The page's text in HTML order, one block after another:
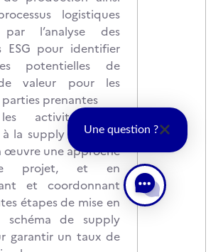
logistiques
par l’analyse des
ESG pour identifier
potentielles de
valeur pour les
prenantes
activités d’e-
la supply chain, en
œuvre une approche
projet, et en
et coordonnant
étapes de mise en
de supply
garantir un taux de
Une question ?